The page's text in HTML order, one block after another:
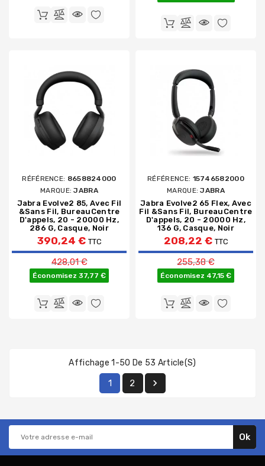
RÉFÉRENCE: 8658824000
MARQUE:JABRA
Jabra Evolve2 85, Avec Fil
&sans Fil, BureauCentre
D'appels, 20 - 20000 Hz,
286 G, Casque, Noir
390,24 € TTC
Prix de base
428,01 €
Économisez 37,77 €
RÉFÉRENCE: 15746582000
MARQUE:JABRA
Jabra Evolve2 65 Flex, Avec
Fil &sans Fil, BureauCentre
D'appels, 20 - 20000 Hz,
136 G, Casque, Noir
208,22 € TTC
Prix de base
255,38 €
Économisez 47,15 €
Affichage 1-50 De 53 Article(s)
1 2 